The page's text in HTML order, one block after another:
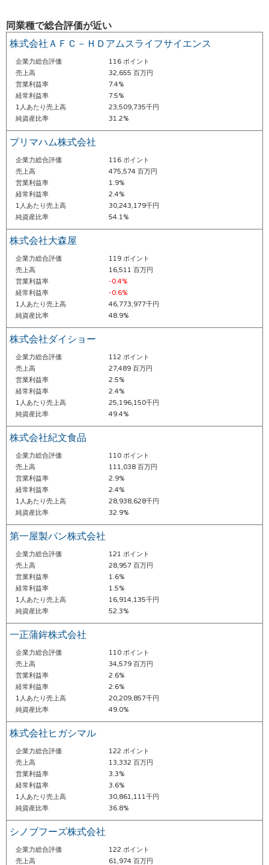
同業種で総合評価が近い
株式会社ＡＦＣ－ＨＤアムスライフサイエンス
企業力総合評価
116 ポイント
売上高
32,655 百万円
営業利益率
7.4%
経常利益率
7.5%
1人あたり売上高
23,509,735千円
純資産比率
31.2%
プリマハム株式会社
企業力総合評価
116 ポイント
売上高
475,574 百万円
営業利益率
1.9%
経常利益率
2.4%
1人あたり売上高
30,243,179千円
純資産比率
54.1%
株式会社大森屋
企業力総合評価
119 ポイント
売上高
16,511 百万円
営業利益率
-0.4%
経常利益率
-0.6%
1人あたり売上高
46,773,977千円
純資産比率
48.9%
株式会社ダイショー
企業力総合評価
112 ポイント
売上高
27,489 百万円
営業利益率
2.5%
経常利益率
2.4%
1人あたり売上高
25,196,150千円
純資産比率
49.4%
株式会社紀文食品
企業力総合評価
110 ポイント
売上高
111,038 百万円
営業利益率
2.9%
経常利益率
2.4%
1人あたり売上高
28,938,628千円
純資産比率
32.9%
第一屋製パン株式会社
企業力総合評価
121 ポイント
売上高
28,957 百万円
営業利益率
1.6%
経常利益率
1.5%
1人あたり売上高
16,914,135千円
純資産比率
52.3%
一正蒲鉾株式会社
企業力総合評価
110 ポイント
売上高
34,579 百万円
営業利益率
2.6%
経常利益率
2.6%
1人あたり売上高
20,209,857千円
純資産比率
49.0%
株式会社ヒガシマル
企業力総合評価
122 ポイント
売上高
13,332 百万円
営業利益率
3.3%
経常利益率
3.6%
1人あたり売上高
30,861,111千円
純資産比率
36.8%
シノブフーズ株式会社
企業力総合評価
122 ポイント
売上高
61,974 百万円